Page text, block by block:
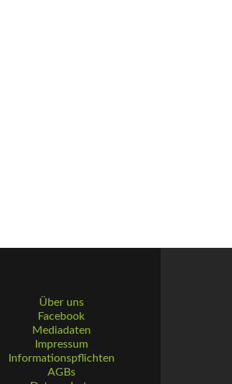
Über uns
Facebook
Mediadaten
Impressum
Informationspflichten
AGBs